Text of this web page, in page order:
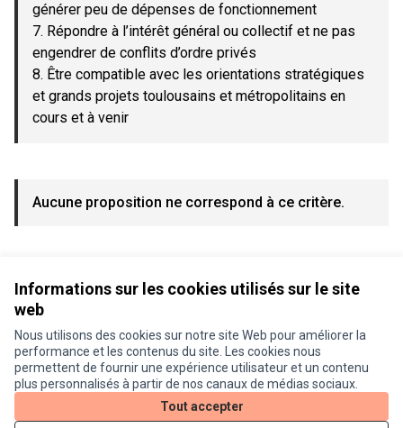
Informations sur les cookies utilisés sur le site
web
Nous utilisons des cookies sur notre site Web pour améliorer la
performance et les contenus du site. Les cookies nous
permettent de fournir une expérience utilisateur et un contenu
plus personnalisés à partir de nos canaux de médias sociaux.
Tout accepter
générer peu de dépenses de fonctionnement
7. Répondre à l’intérêt général ou collectif et ne pas
engendrer de conflits d’ordre privés
8. Être compatible avec les orientations stratégiques
et grands projets toulousains et métropolitains en
cours et à venir
Aucune proposition ne correspond à ce critère.
Conditions d'utilisation
Paramètres des cookies
Je participe ! sur X
(Lien externe)
Je participe ! sur Facebook
Je participe ! sur Instagram